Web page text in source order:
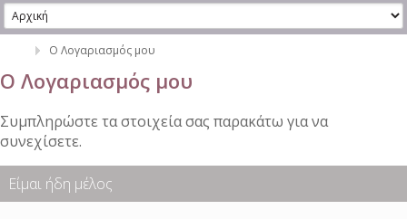
Ο Λογαριασμός μου
Ο Λογαριασμός μου
Συμπληρώστε τα στοιχεία σας παρακάτω για να
συνεχίσετε.
Είμαι ήδη μέλος